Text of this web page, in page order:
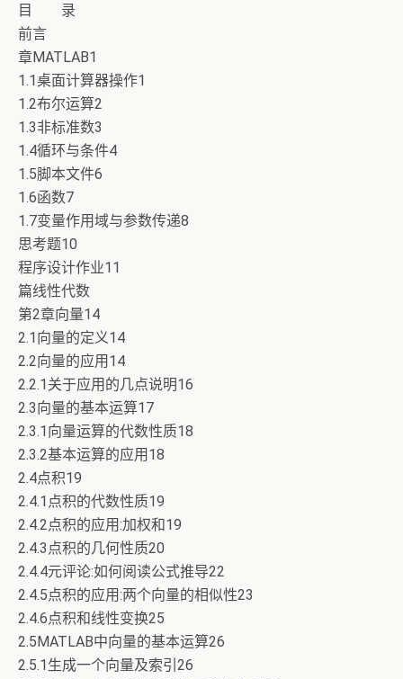
目 录
前言
章MATLAB1
1.1桌面计算器操作1
1.2布尔运算2
1.3非标准数3
1.4循环与条件4
1.5脚本文件6
1.6函数7
1.7变量作用域与参数传递8
思考题10
程序设计作业11
篇线性代数
第2章向量14
2.1向量的定义14
2.2向量的应用14
2.2.1关于应用的几点说明16
2.3向量的基本运算17
2.3.1向量运算的代数性质18
2.3.2基本运算的应用18
2.4点积19
2.4.1点积的代数性质19
2.4.2点积的应用:加权和19
2.4.3点积的几何性质20
2.4.4元评论:如何阅读公式推导22
2.4.5点积的应用:两个向量的相似性23
2.4.6点积和线性变换25
2.5MATLAB中向量的基本运算26
2.5.1生成一个向量及索引26